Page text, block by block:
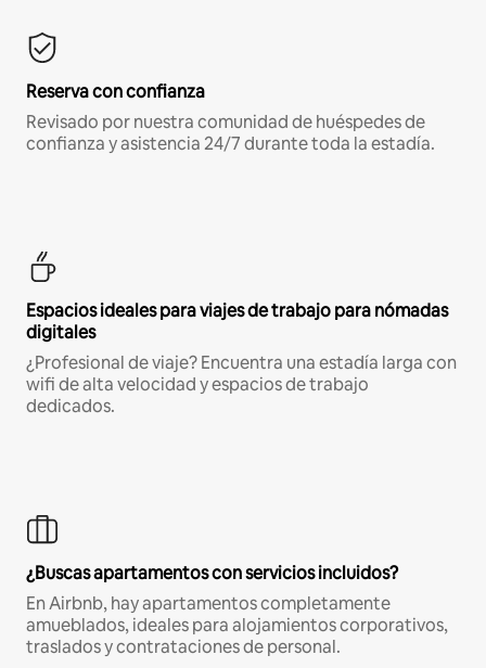
Reserva con confianza
Revisado por nuestra comunidad de huéspedes de
confianza y asistencia 24/7 durante toda la estadía.
Espacios ideales para viajes de trabajo para nómadas
digitales
¿Profesional de viaje? Encuentra una estadía larga con
wifi de alta velocidad y espacios de trabajo
dedicados.
¿Buscas apartamentos con servicios incluidos?
En Airbnb, hay apartamentos completamente
amueblados, ideales para alojamientos corporativos,
traslados y contrataciones de personal.